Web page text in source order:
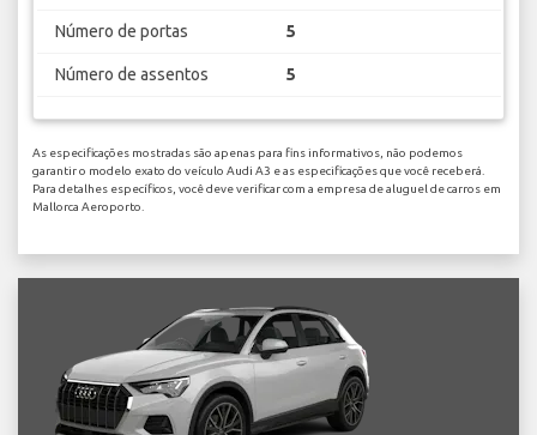
Número de portas 5
Número de assentos 5
As especificações mostradas são apenas para fins informativos, não podemos
garantir o modelo exato do veículo Audi A3 e as especificações que você receberá.
Para detalhes específicos, você deve verificar com a empresa de aluguel de carros em
Mallorca Aeroporto.